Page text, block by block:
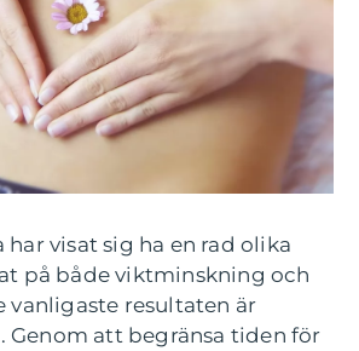
har visat sig ha en rad olika
på både viktminskning och
vanligaste resultaten är
Genom att begränsa tiden för